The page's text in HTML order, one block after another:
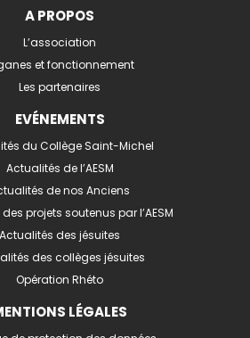
A PROPOS
L’association
et fonctionnement
Les partenaires
EVÉNEMENTS
du Collège Saint-Michel
Actualités de l’AESM
de nos Anciens
projets soutenus par l’AESM
Actualités des jésuites
des collèges jésuites
Opération Rhéto
LÉGALES